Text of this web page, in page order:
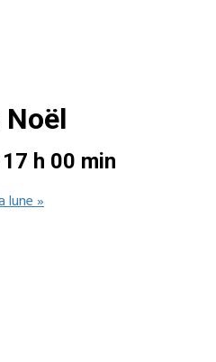
Noël
17 h 00 min
lune »